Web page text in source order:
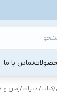
تماس با ما
/کتاب/ادبیات/رمان و